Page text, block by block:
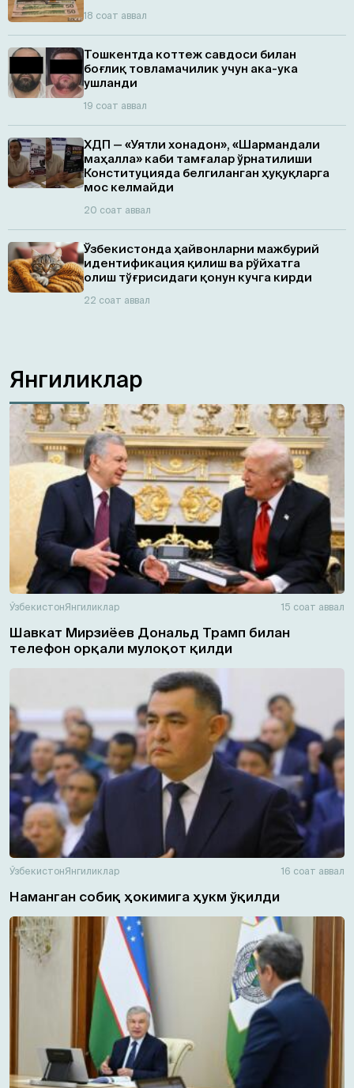
18 соат аввал
Тошкентда коттеж савдоси билан
боғлиқ товламачилик учун ака-ука
ушланди
19 соат аввал
ХДП — «Уятли хонадон», «Шармандали
маҳалла» каби тамғалар ўрнатилиши
Конституцияда белгиланган ҳуқуқларга
мос келмайди
20 соат аввал
Ўзбекистонда ҳайвонларни мажбурий
идентификация қилиш ва рўйхатга
олиш тўғрисидаги қонун кучга кирди
22 соат аввал
Янгиликлар
ЎзбекистонЯнгиликлар 15 соат аввал
Шавкат Мирзиёев Дональд Трамп билан
телефон орқали мулоқот қилди
ЎзбекистонЯнгиликлар 16 соат аввал
Наманган собиқ ҳокимига ҳукм ўқилди